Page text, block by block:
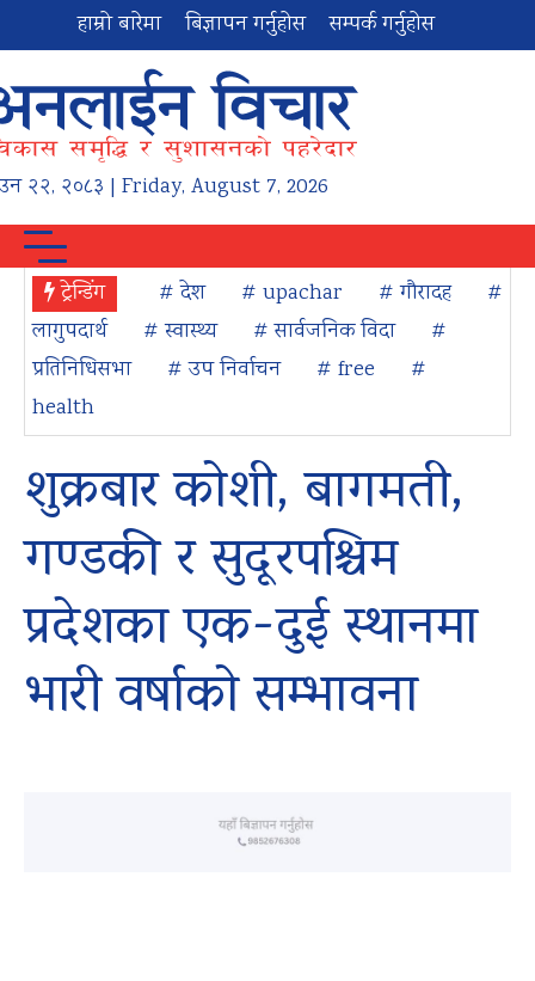
हाम्रो बारेमा बिज्ञापन गर्नुहोस सम्पर्क गर्नुहोस
२२, २०८३ | Friday, August 7, 2026
ट्रेन्डिंग # देश # upachar # गौरादह
#
लागुपदार्थ
# स्वास्थ्य # सार्वजनिक विदा
#
प्रतिनिधिसभा
# उप निर्वाचन # free
#
health
शुक्रबार कोशी, बागमती,
गण्डकी र सुदूरपश्चिम
प्रदेशका एक-दुई स्थानमा
भारी वर्षाको सम्भावना